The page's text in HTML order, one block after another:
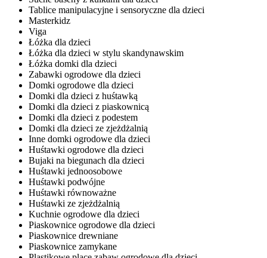
Tablice manipulacyjne i sensoryczne dla dzieci
Masterkidz
Viga
Łóżka dla dzieci
Łóżka dla dzieci w stylu skandynawskim
Łóżka domki dla dzieci
Zabawki ogrodowe dla dzieci
Domki ogrodowe dla dzieci
Domki dla dzieci z huśtawką
Domki dla dzieci z piaskownicą
Domki dla dzieci z podestem
Domki dla dzieci ze zjeżdżalnią
Inne domki ogrodowe dla dzieci
Huśtawki ogrodowe dla dzieci
Bujaki na biegunach dla dzieci
Huśtawki jednoosobowe
Huśtawki podwójne
Huśtawki równoważne
Huśtawki ze zjeżdżalnią
Kuchnie ogrodowe dla dzieci
Piaskownice ogrodowe dla dzieci
Piaskownice drewniane
Piaskownice zamykane